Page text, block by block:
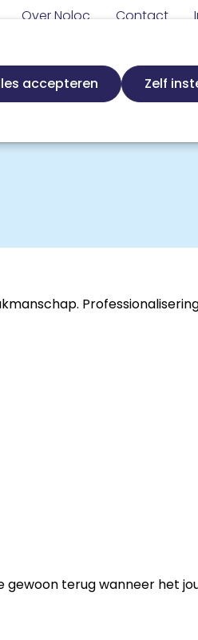
accepteren Zelf
Vakgebied
Secundaire
navigatie
Zoek
Meta
Over Noloc Contact
gewoon terug wanneer het